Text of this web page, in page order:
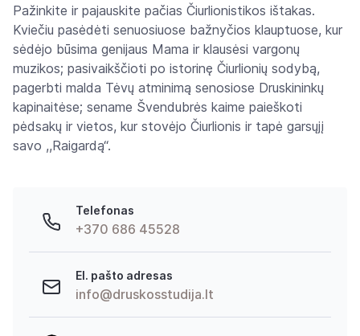
Pažinkite ir pajauskite pačias Čiurlionistikos ištakas.
Kviečiu pasėdėti senuosiuose bažnyčios klauptuose, kur
sėdėjo būsima genijaus Mama ir klausėsi vargonų
muzikos; pasivaikščioti po istorinę Čiurlionių sodybą,
pagerbti malda Tėvų atminimą senosiose Druskininkų
kapinaitėse; sename Švendubrės kaime paieškoti
pėdsakų ir vietos, kur stovėjo Čiurlionis ir tapė garsųjį
savo ,,Raigardą“.
Telefonas
+370 686 45528
El. pašto adresas
info@druskosstudija.lt